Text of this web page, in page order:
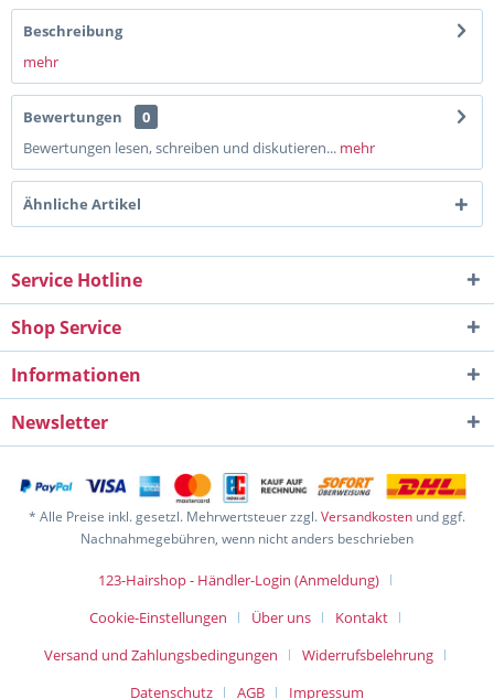
Beschreibung
mehr
Bewertungen
0
Bewertungen lesen, schreiben und diskutieren... mehr
Ähnliche Artikel
Service Hotline
Shop Service
Informationen
Newsletter
* Alle Preise inkl. gesetzl. Mehrwertsteuer zzgl.Versandkosten und ggf.
Nachnahmegebühren, wenn nicht anders beschrieben
123-Hairshop - Händler-Login (Anmeldung)
Cookie-Einstellungen
Über uns
Kontakt
Versand und Zahlungsbedingungen
Widerrufsbelehrung
Datenschutz
AGB Impressum